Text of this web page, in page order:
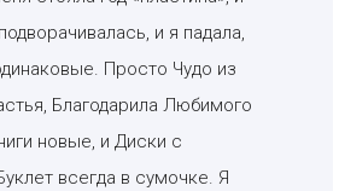
и я падала,
Просто Чудо из
Благодарила Любимого
новые, и Диски с
всегда в сумочке. Я